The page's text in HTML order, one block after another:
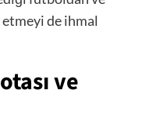
de ihmal
ve